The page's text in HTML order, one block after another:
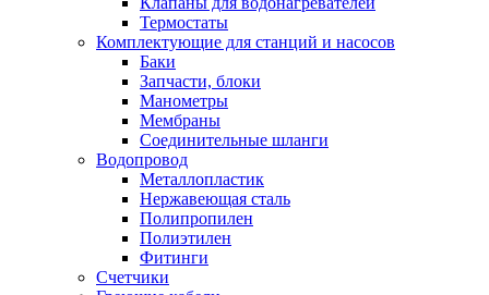
Термостаты
Комплектующие для станций и насосов
Баки
Запчасти, блоки
Манометры
Мембраны
Соединительные шланги
Водопровод
Металлопластик
Нержавеющая сталь
Полипропилен
Полиэтилен
Фитинги
Счетчики